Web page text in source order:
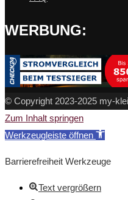
WERBUNG:
© Copyright 2023-2025 my-
Zum Inhalt springen
Werkzeugleiste öffnen
Barrierefreiheit Werkzeuge
Text vergrößern